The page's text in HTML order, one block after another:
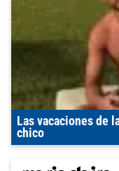
Las vacaciones de
chico